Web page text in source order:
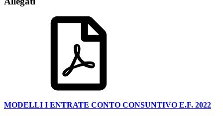
MODELLI I ENTRATE CONTO CONSUNTIVO E.F. 2022